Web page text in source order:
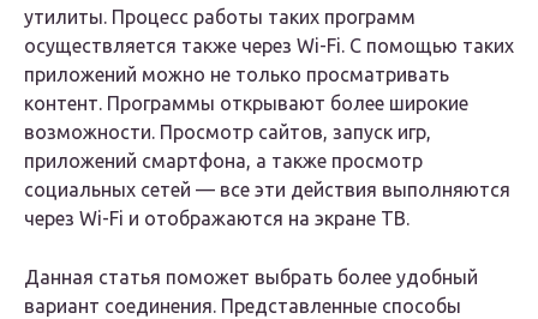
утилиты. Процесс работы таких программ
осуществляется также через Wi-Fi. С помощью таких
приложений можно не только просматривать
контент. Программы открывают более широкие
возможности. Просмотр сайтов, запуск игр,
приложений смартфона, а также просмотр
социальных сетей — все эти действия выполняются
через Wi-Fi и отображаются на экране ТВ.
Данная статья поможет выбрать более удобный
вариант соединения. Представленные способы